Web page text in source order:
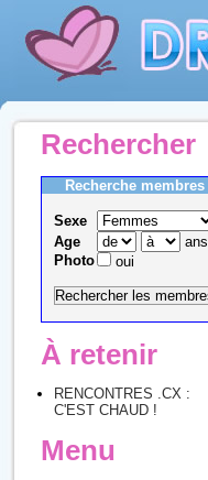
Rechercher
Recherche membres
Sexe
Age
ans
Photo
oui
À retenir
RENCONTRES .CX :
C'EST CHAUD !
Menu